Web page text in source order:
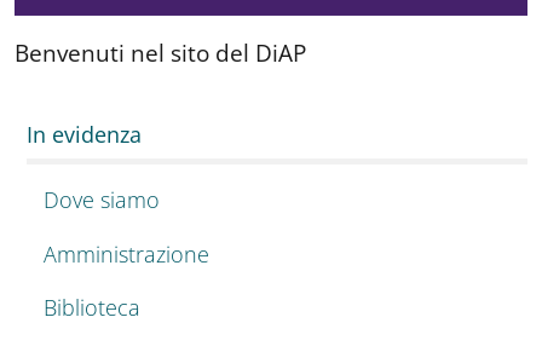
Benvenuti nel sito del DiAP
In evidenza
Dove siamo
Amministrazione
Biblioteca